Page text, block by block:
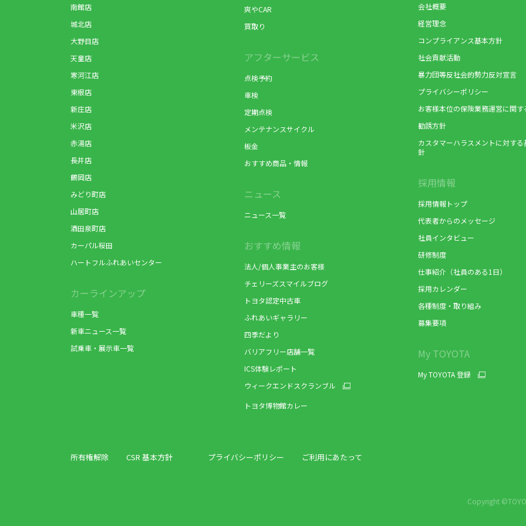
南館店
城北店
大野目店
天童店
寒河江店
東根店
新庄店
米沢店
赤湯店
長井店
鶴岡店
みどり町店
山居町店
酒田泉町店
カーパル桜田
ハートフルふれあいセンター
カーラインアップ
車種一覧
新車ニュース一覧
試乗車・展示車一覧
爽やCAR
買取り
アフターサービス
点検予約
車検
定期点検
メンテナンスサイクル
板金
おすすめ商品・情報
ニュース
ニュース一覧
おすすめ情報
法人/個人事業主のお客様
チェリーズスマイルブログ
トヨタ認定中古車
ふれあいギャラリー
四季だより
バリアフリー店舗一覧
ICS体験レポート
ウィークエンドスクランブル
トヨタ博物館カレー
会社概要
経営理念
コンプライアンス基本方針
社会貢献活動
暴力団等反社会的勢力反対宣言
プライバシーポリシー
お客様本位の保険業務運営に関す
勧誘方針
カスタマーハラスメントに対する
針
採用情報
採用情報トップ
代表者からのメッセージ
社員インタビュー
研修制度
仕事紹介（社員のある1日）
採用カレンダー
各種制度・取り組み
募集要項
My TOYOTA
My TOYOTA 登録
所有権解除 CSR 基本方針 プライバシーポリシー ご利用にあたって
Copyright